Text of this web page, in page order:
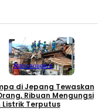
Mancanegara
di Jepang Tewaskan
Ribuan Mengungsi
Listrik Terputus